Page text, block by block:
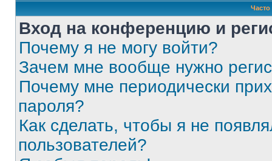
Вход на конференцию и
Почему я не могу войти?
Зачем мне вообще нужно
Почему мне периодически
пароля?
Как сделать, чтобы я не
пользователей?